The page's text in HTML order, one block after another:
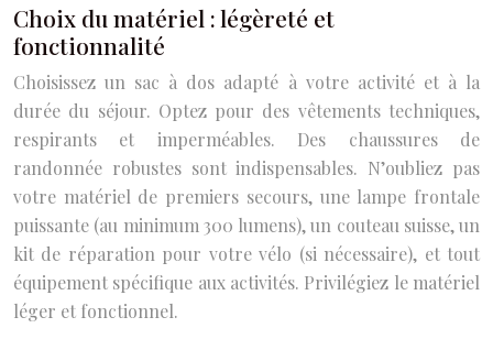
Choix du matériel : légèreté et
fonctionnalité
Choisissez un sac à dos adapté à votre activité et à la
durée du séjour. Optez pour des vêtements techniques,
respirants et imperméables. Des chaussures de
randonnée robustes sont indispensables. N’oubliez pas
votre matériel de premiers secours, une lampe frontale
puissante (au minimum 300 lumens), un couteau suisse, un
kit de réparation pour votre vélo (si nécessaire), et tout
équipement spécifique aux activités. Privilégiez le matériel
léger et fonctionnel.